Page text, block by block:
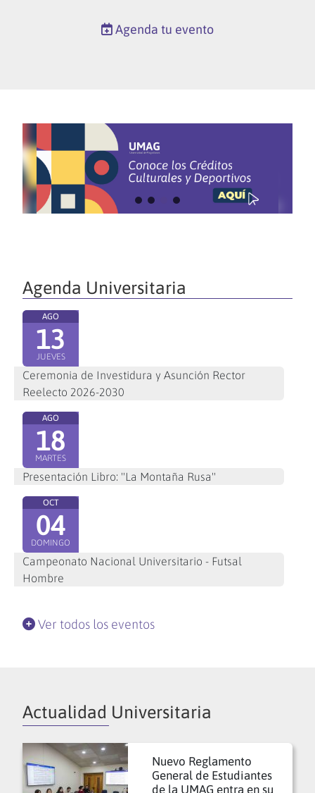
Agenda tu evento
Agenda Universitaria
AGO
13
JUEVES
Ceremonia de Investidura y Asunción Rector
Reelecto 2026-2030
AGO
18
MARTES
Presentación Libro: "La Montaña Rusa"
OCT
04
DOMINGO
Campeonato Nacional Universitario - Futsal
Hombre
Ver todos los eventos
Actualidad Universitaria
Nuevo Reglamento
General de Estudiantes
de la UMAG entra en su